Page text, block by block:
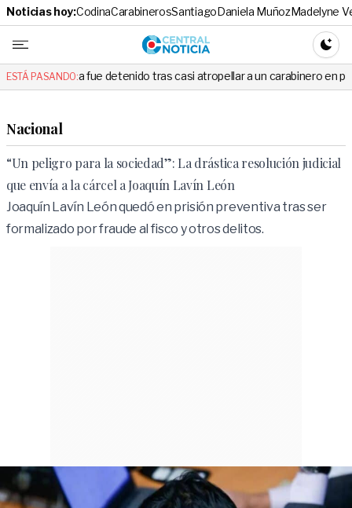
Noticias hoy:CodinaCarabinerosSantiagoDaniela MuñozMadelyne
Central
ESTÁ PASANDO:
detenido tras casi atropellar a un carabinero en plena fiscalización
Nacional
“Un peligro para la sociedad”: La drástica resolución judicial
que envía a la cárcel a Joaquín Lavín León
Joaquín Lavín León quedó en prisión preventiva tras ser
formalizado por fraude al fisco y otros delitos.